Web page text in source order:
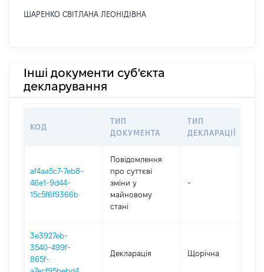
ШАРЕНКО СВІТЛАНА ЛЕОНІДІВНА
Інші документи суб'єкта
декларування
КОД
ТИП
ДОКУМЕНТА
ТИП
ДЕКЛАРАЦІЇ
af4aa5c7-7eb8-
46e1-9d44-
15c5f6f9366b
Повідомлення
про суттєві
зміни y
майновому
стані
-
3e3927eb-
3540-499f-
865f-
Декларація Щорічна